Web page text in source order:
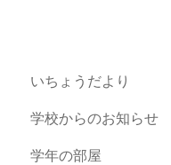
いちょうだより
学校からのお知らせ
学年の部屋